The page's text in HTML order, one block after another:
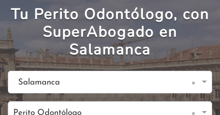
Tu Perito Odontólogo, con
SuperAbogado en
Salamanca
Salamanca ×
Perito Odontólogo ×